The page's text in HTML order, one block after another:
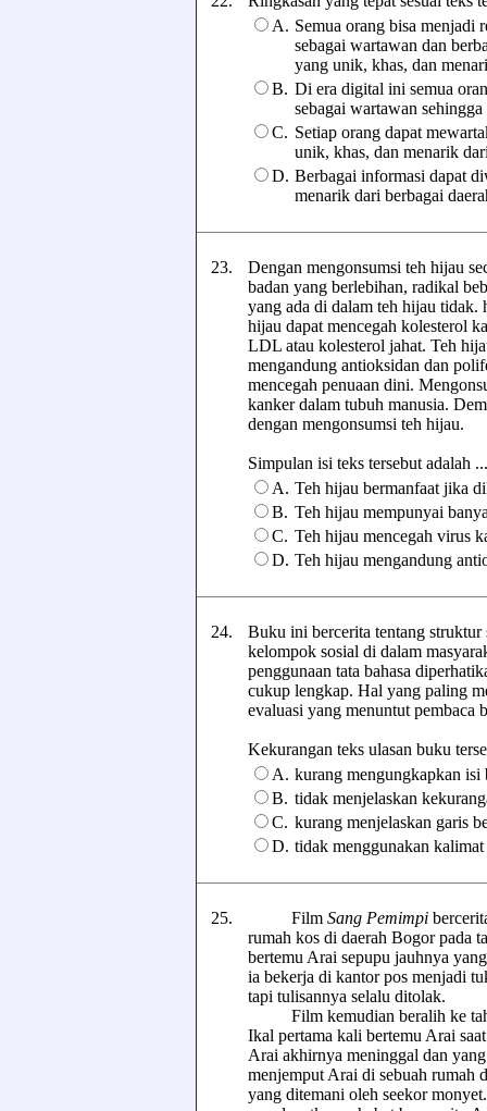
A. Semua orang bisa menjadi
sebagai wartawan dan
yang unik, khas, dan
B. Di era digital ini semua
sebagai wartawan
C. Setiap orang dapat
unik, khas, dan menarik
D. Berbagai informasi dapat
menarik dari berbagai
23.
Dengan mengonsumsi teh hijau
badan yang berlebihan, radikal
yang ada di dalam teh hijau tidak.
hijau dapat mencegah kolesterol
LDL atau kolesterol jahat. Teh
mengandung antioksidan dan
mencegah penuaan dini.
kanker dalam tubuh manusia.
dengan mengonsumsi teh hijau.
Simpulan isi teks tersebut adalah
A. Teh hijau bermanfaat jika
B. Teh hijau mempunyai
C. Teh hijau mencegah virus
D. Teh hijau mengandung
24.
Buku ini bercerita tentang
kelompok sosial di dalam
penggunaan tata bahasa
cukup lengkap. Hal yang paling
evaluasi yang menuntut pembaca
Kekurangan teks ulasan buku
A. kurang mengungkapkan isi
B. tidak menjelaskan
C. kurang menjelaskan garis
D. tidak menggunakan
25. Film Sang Pemimpi
rumah kos di daerah Bogor pada
bertemu Arai sepupu jauhnya
ia bekerja di kantor pos menjadi
tapi tulisannya selalu ditolak.
Film kemudian beralih ke
Ikal pertama kali bertemu Arai
Arai akhirnya meninggal dan
menjemput Arai di sebuah rumah
yang ditemani oleh seekor